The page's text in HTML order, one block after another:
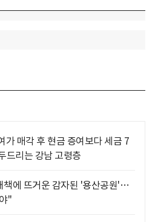
가 매각 후 현금 증여보다 세금 7
드리는 강남 고령층
책에 뜨거운 감자된 '용산공원'…
"